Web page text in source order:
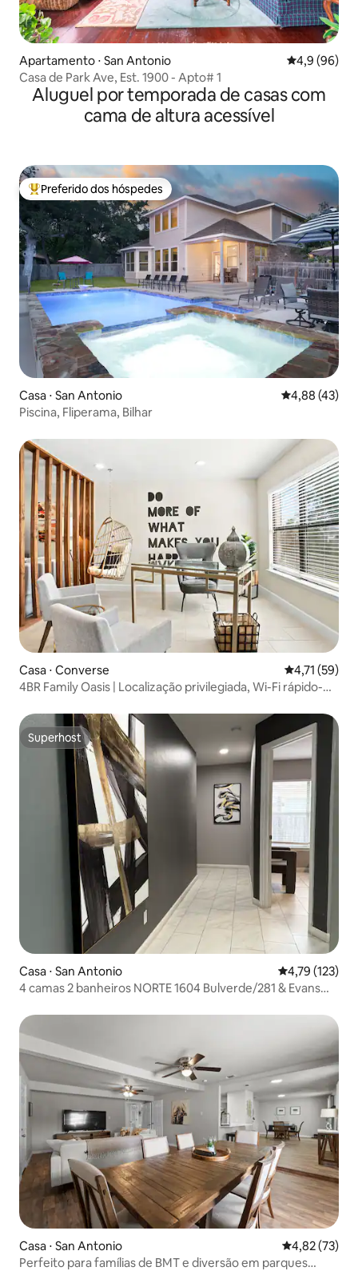
Apartamento ⋅ San Antonio 4,9 de uma
4,9 (96)
Casa de Park Ave, Est. 1900 - Apto# 1
Aluguel por temporada de casas com
cama de altura acessível
Entre os melhores preferidos dos hóspedes
Preferido dos hóspedes
Casa ⋅ San Antonio 4,88 de uma
4,88 (43)
Piscina, Fliperama, Bilhar
Casa ⋅ Converse 4,71 de uma
4,71 (59)
4BR Family Oasis | Localização privilegiada, Wi-Fi rápido-
Superhost
Superhost
Casa ⋅ San Antonio 4,79 de uma
4,79 (123)
4 camas 2 banheiros NORTE 1604 Bulverde/281 & Evans
Casa ⋅ San Antonio 4,82 de uma
4,82 (73)
Perfeito para famílias de BMT e diversão em parques